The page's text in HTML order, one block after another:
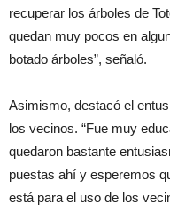
recuperar los árboles de
quedan muy pocos en
botado árboles”, señaló.
Asimismo, destacó el
los vecinos. “Fue muy
quedaron bastante
puestas ahí y esperemos
está para el uso de los